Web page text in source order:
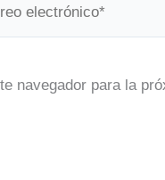
navegador para la